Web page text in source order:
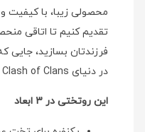
محصولی زیبا، با کیفیت
تقدیم کنیم تا اتاقی
فرزندتان بسازید، جایی
در دنیای Clash of Clans آغاز شود!
این روتختی در 3 ابعاد